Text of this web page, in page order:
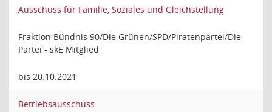
Ausschuss für Familie, Soziales und Gleichstellung
Fraktion Bündnis 90/Die Grünen/SPD/Piratenpartei/Die
Partei - skE Mitglied
bis 20.10.2021
Betriebsausschuss